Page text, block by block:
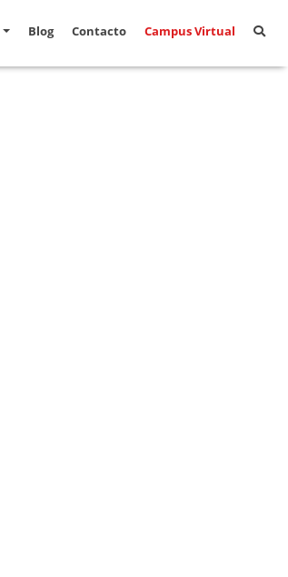
Blog Contacto Campus Virtual